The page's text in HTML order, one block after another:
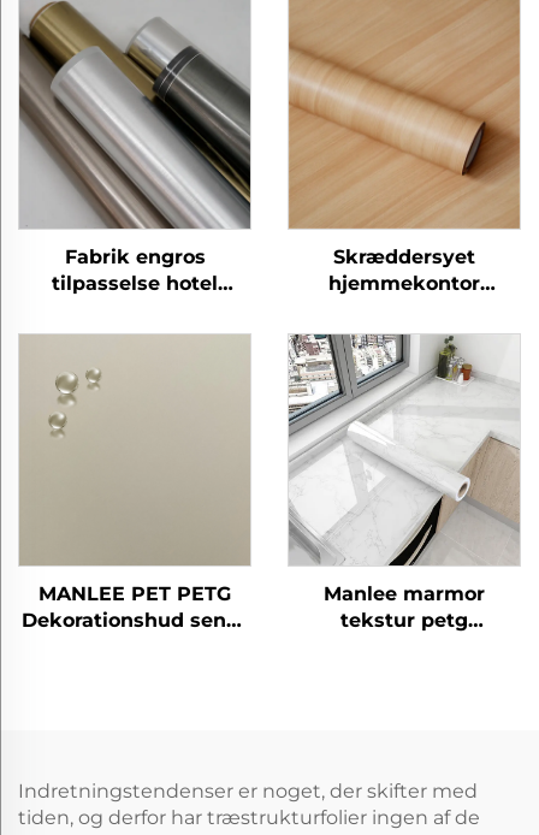
Fabrik engros
tilpasselse hotel
møbler dekorative
MDF laminering væg
Skræddersyet
hjemmekontor
dekorative træ korn
beskyttende film til
soveværelse stue
køkken skab
MANLEE PET PETG
Dekorationshud sense
Manlee marmor
tekstur petg
Indretningstendenser er noget, der skifter med
tiden, og derfor har træstrukturfolier ingen af de